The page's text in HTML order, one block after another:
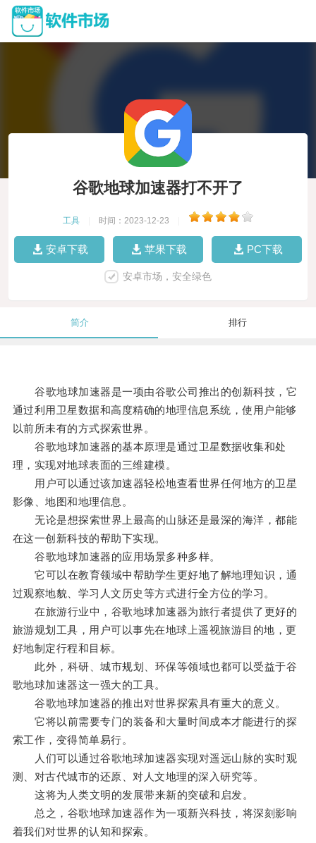
谷歌地球加速器打不开了
工具 时间：2023-12-23
安卓下载 苹果下载 PC下载
安卓市场，安全绿色
简介 排行
谷歌地球加速器是一项由谷歌公司推出的创新科技，它
通过利用卫星数据和高度精确的地理信息系统，使用户能够
以前所未有的方式探索世界。
谷歌地球加速器的基本原理是通过卫星数据收集和处
理，实现对地球表面的三维建模。
用户可以通过该加速器轻松地查看世界任何地方的卫星
影像、地图和地理信息。
无论是想探索世界上最高的山脉还是最深的海洋，都能
在这一创新科技的帮助下实现。
谷歌地球加速器的应用场景多种多样。
它可以在教育领域中帮助学生更好地了解地理知识，通
过观察地貌、学习人文历史等方式进行全方位的学习。
在旅游行业中，谷歌地球加速器为旅行者提供了更好的
旅游规划工具，用户可以事先在地球上遥视旅游目的地，更
好地制定行程和目标。
此外，科研、城市规划、环保等领域也都可以受益于谷
歌地球加速器这一强大的工具。
谷歌地球加速器的推出对世界探索具有重大的意义。
它将以前需要专门的装备和大量时间成本才能进行的探
索工作，变得简单易行。
人们可以通过谷歌地球加速器实现对遥远山脉的实时观
测、对古代城市的还原、对人文地理的深入研究等。
这将为人类文明的发展带来新的突破和启发。
总之，谷歌地球加速器作为一项新兴科技，将深刻影响
着我们对世界的认知和探索。